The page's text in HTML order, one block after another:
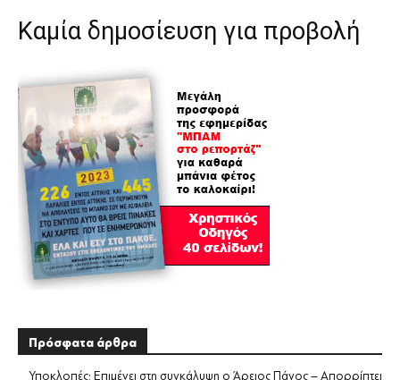
Καμία δημοσίευση για προβολή
Πρόσφατα άρθρα
Υποκλοπές: Επιμένει στη συγκάλυψη ο Άρειος Πάγος – Απορρίπτει